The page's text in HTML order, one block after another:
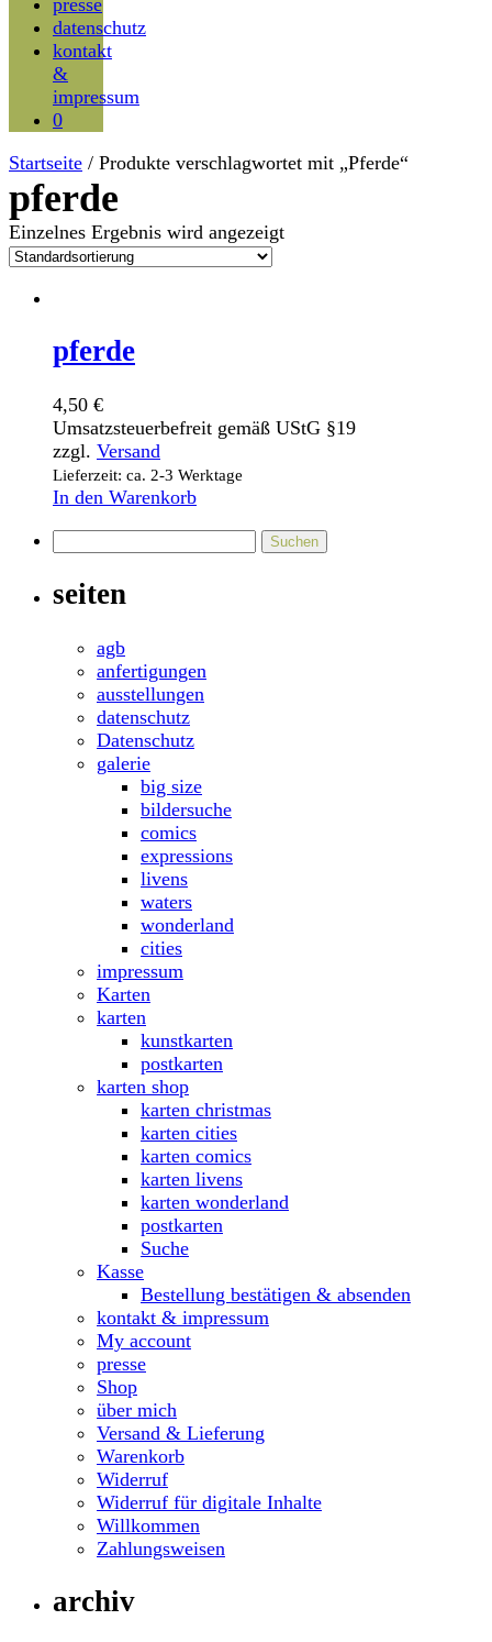
presse
datenschutz
kontakt
&
impressum
0
Startseite / Produkte verschlagwortet mit „Pferde“
pferde
Einzelnes Ergebnis wird angezeigt
pferde
4,50 €
Umsatzsteuerbefreit gemäß UStG §19
zzgl. Versand
Lieferzeit: ca. 2-3 Werktage
In den Warenkorb
Suchen
seiten
agb
anfertigungen
ausstellungen
datenschutz
Datenschutz
galerie
big size
bildersuche
comics
expressions
livens
waters
wonderland
cities
impressum
Karten
karten
kunstkarten
postkarten
karten shop
karten christmas
karten cities
karten comics
karten livens
karten wonderland
postkarten
Suche
Kasse
Bestellung bestätigen & absenden
kontakt & impressum
My account
presse
Shop
über mich
Versand & Lieferung
Warenkorb
Widerruf
Widerruf für digitale Inhalte
Willkommen
Zahlungsweisen
archiv